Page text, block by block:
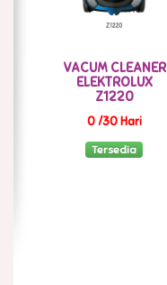
VACUM CLEANER
ELEKTROLUX
Z1220
0 /30 Hari
Tersedia